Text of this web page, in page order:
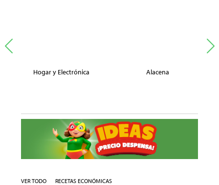
Hogar y Electrónica Alacena
VER TODO
RECETAS ECONÓMICAS